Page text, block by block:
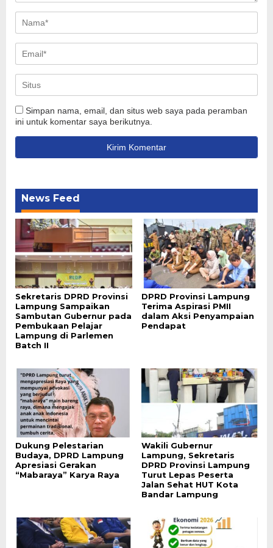
Simpan nama, email, dan situs web saya pada peramban
ini untuk komentar saya berikutnya.
News Feed
Sekretaris DPRD Provinsi
Lampung Sampaikan
Sambutan Gubernur pada
Pembukaan Pelajar
Lampung di Parlemen
Batch II
DPRD Provinsi Lampung
Terima Aspirasi PMII
dalam Aksi Penyampaian
Pendapat
Dukung Pelestarian
Budaya, DPRD Lampung
Apresiasi Gerakan
“Mabaraya” Karya Raya
Wakili Gubernur
Lampung, Sekretaris
DPRD Provinsi Lampung
Turut Lepas Peserta
Jalan Sehat HUT Kota
Bandar Lampung